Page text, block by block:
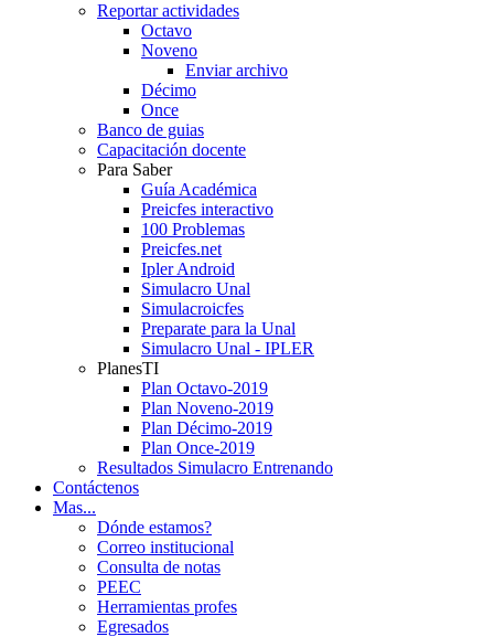
Reportar actividades
Octavo
Noveno
Enviar archivo
Décimo
Once
Banco de guias
Capacitación docente
Para Saber
Guía Académica
Preicfes interactivo
100 Problemas
Preicfes.net
Ipler Android
Simulacro Unal
Simulacroicfes
Preparate para la Unal
Simulacro Unal - IPLER
PlanesTI
Plan Octavo-2019
Plan Noveno-2019
Plan Décimo-2019
Plan Once-2019
Resultados Simulacro Entrenando
Contáctenos
Mas...
Dónde estamos?
Correo institucional
Consulta de notas
PEEC
Herramientas profes
Egresados